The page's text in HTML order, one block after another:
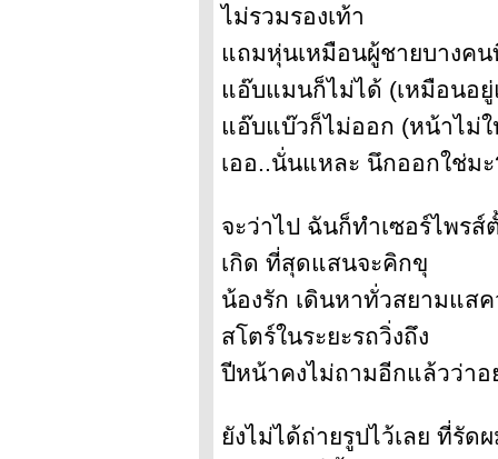
ไม่รวมรองเท้า
ถมหุ่นเหมือนผู้ชายบางคน
อ๊บแมนก็ไม่ได้ (เหมือนอยู่
อ๊บแบ๊วก็ไม่ออก (หน้าไม่ใ
เออ..นั่นแหละ นึกออกใช่ม
จะว่าไป ฉันก็ทำเซอร์ไพร
เกิด ที่สุดแสนจะคิกขุ
น้องรัก เดินหาทั่วสยามแส
สโตร์ในระยะรถวิ่งถึง
ปีหน้าคงไม่ถามอีกแล้วว่าอ
งไม่ได้ถ่ายรูปไว้เลย ที่รัด